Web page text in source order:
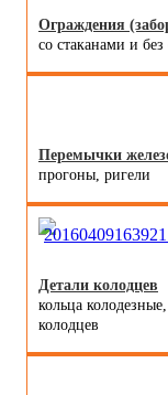
Ограждения
со стаканами и
Перемычки
прогоны, ригели
Детали колодцев
кольца
колодцев